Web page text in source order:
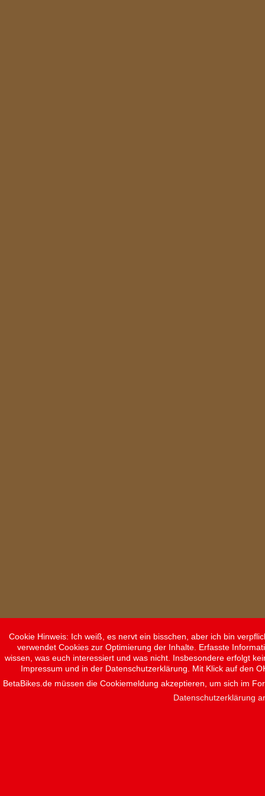
Cookie Hinweis: Ich weiß, es nervt ein bisschen, aber ich bin
verwendet Cookies zur Optimierung der Inhalte. Erfasste
wissen, was euch interessiert und was nicht. Insbesondere erfolgt
Impressum und in der Datenschutzerklärung. Mit Klick auf den
BetaBikes.de müssen die Cookiemeldung akzeptieren, um sich im
Datenschutzerklärung